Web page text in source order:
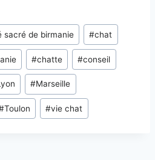
sacré de birmanie #chat
#chatte #conseil
#Marseille
Toulon #vie chat